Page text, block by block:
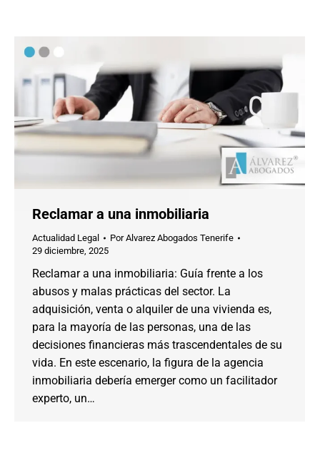
Reclamar a una inmobiliaria
Actualidad Legal PorAlvarez Abogados Tenerife
29 diciembre, 2025
Reclamar a una inmobiliaria: Guía frente a los
abusos y malas prácticas del sector. La
adquisición, venta o alquiler de una vivienda es,
para la mayoría de las personas, una de las
decisiones financieras más trascendentales de su
vida. En este escenario, la figura de la agencia
inmobiliaria debería emerger como un facilitador
experto, un…